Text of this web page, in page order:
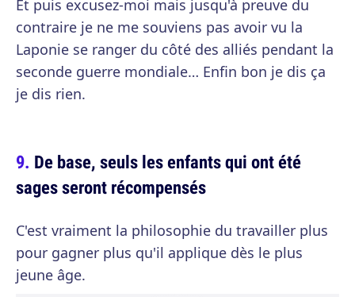
Et puis excusez-moi mais jusqu'à preuve du
contraire je ne me souviens pas avoir vu la
Laponie se ranger du côté des alliés pendant la
seconde guerre mondiale… Enfin bon je dis ça
je dis rien.
De base, seuls les enfants qui ont été
sages seront récompensés
C'est vraiment la philosophie du travailler plus
pour gagner plus qu'il applique dès le plus
jeune âge.